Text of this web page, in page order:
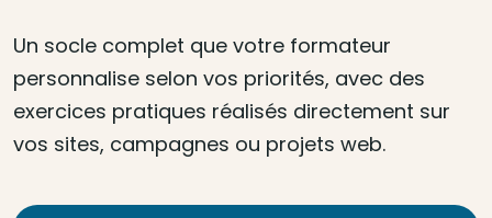
Un socle complet que votre formateur
personnalise selon vos priorités, avec des
exercices pratiques réalisés directement sur
vos sites, campagnes ou projets web.